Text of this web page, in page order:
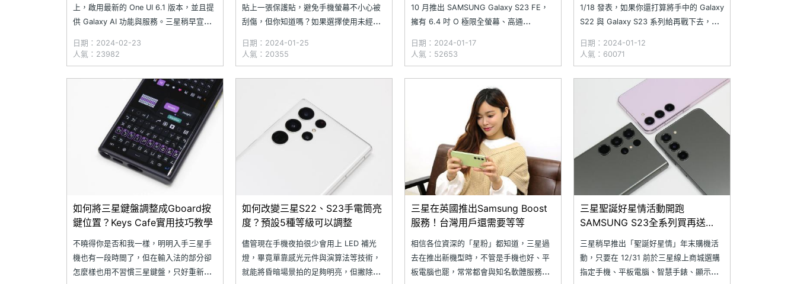
上，啟用最新的 One UI 6.1 版本，並且提
供 Galaxy AI 功能與服務。三星稍早宣
產品釋出 One UI 6.1 版本更新，讓舊機種
也能使用 Galaxy AI 相關應用。三星電子
日期：2024-02-23
人氣：23982
貼上一張保護貼，避免手機螢幕不小心被
刮傷，但你知道嗎？如果選擇使用未經授
達到你所預期的保護效果。針對這個問
題，三星在官網做出回答，並提醒各位如
果隨意使用第三方保護膜，很有可能會造
日期：2024-01-25
人氣：20355
10 月推出 SAMSUNG Galaxy S23 FE，
擁有 6.4 吋 O 極限全螢幕、高通
素鏡頭 + 超廣角鏡頭 + 三倍望遠鏡頭組
合。隨著這款手機已在台灣上市一段時
間，市面價格也下滑不少
日期：2024-01-17
人氣：52653
1/18 發表，如果你還打算將手中的 Galaxy
S22 與 Galaxy S23 系列給再戰下去，但
被摔出裂痕來，那麼現在正是時候給自己
換顆新電池與螢幕。究竟 SAMSUNG
Galaxy S22 與 G
日期：2024-01-12
人氣：60071
如何將三星鍵盤調整成Gboard按
鍵位置？Keys Cafe實用技巧教學
不曉得你是否和我一樣，明明入手三星手
機也有一段時間了，但在輸入法的部分卻
怎麼樣也用不習慣三星鍵盤，只好重新回
如何改變三星S22、S23手電筒亮
度？預設5種等級可以調整
儘管現在手機夜拍很少會用上 LED 補光
燈，畢竟單靠感光元件與演算法等技術，
就能將昏暗場景拍的足夠明亮，但撇除拍
三星在英國推出Samsung Boost
服務！台灣用戶還需要等等
相信各位資深的「星粉」都知道，三星過
去在推出新機型時，不管是手機也好、平
板電腦也罷，常常都會與知名軟體服務商
三星聖誕好星情活動開跑
SAMSUNG S23全系列買再送
三星稍早推出「聖誕好星情」年末購機活
動，只要在 12/31 前於三星線上商城選購
指定手機、平板電腦、智慧手錶、顯示器